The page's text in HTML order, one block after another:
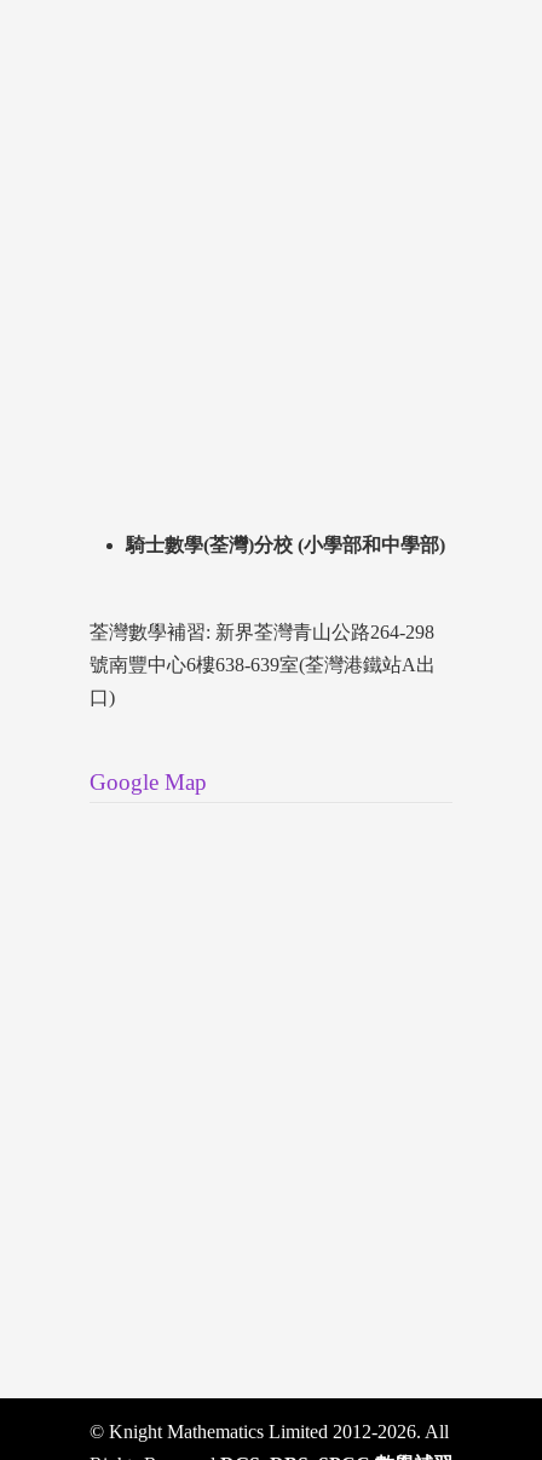
騎士數學(荃灣)分校 (小學部和中學部)
荃灣數學補習: 新界荃灣青山公路264-298
號南豐中心6樓638-639室(荃灣港鐵站A出
口)
Google Map
© Knight Mathematics Limited 2012-2026. All